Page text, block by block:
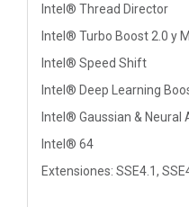
Intel® Thread Director
Intel® Turbo Boost 2.0 y
Intel® Speed Shift
Intel® Deep Learning
Intel® Gaussian & Neural
Intel® 64
Extensiones: SSE4.1,